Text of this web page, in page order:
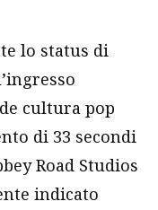
lo status di
cultura pop
di 33 secondi
Road Studios
indicato